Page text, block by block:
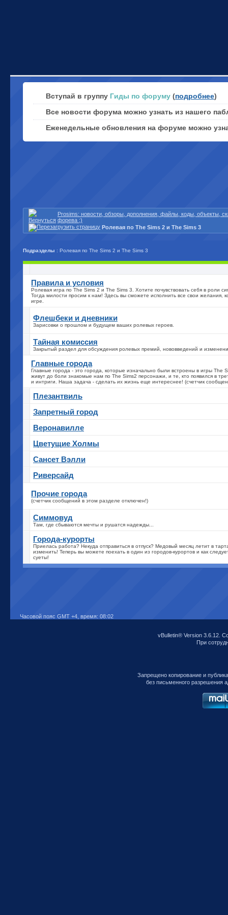
Вступай в группу Гиды по форуму (подробнее)
Все новости форума можно узнать из нашего
Еженедельные обновления на форуме можно
Prosims: новости, обзоры, дополнения, файлы, коды, объекты,
форева ;)
Ролевая по The Sims 2 и The Sims 3
Подразделы : Ролевая по The Sims 2 и The Sims 3
Правила и условия
Ролевая игра по The Sims 2 и The Sims 3. Хотите почувствовать себя в роли
Тогда милости просим к нам! Здесь вы сможете исполнить все свои желания,
игре.
Флешбеки и дневники
Зарисовки о прошлом и будущем ваших ролевых героев.
Тайная комиссия
Закрытый раздел для обсуждения ролевых премий, нововведений и
Главные города
Главные города - это города, которые изначально были встроены в игры The
живут до боли знакомые нам по The Sims2 персонажи, и те, кто появился в
и интриги. Наша задача - сделать их жизнь еще интереснее! (счетчик
Плезантвиль
Запретный город
Веронавилле
Цветущие Холмы
Сансет Вэлли
Риверсайд
Прочие города
(счетчик сообщений в этом разделе отключен!)
Симмовуд
Там, где сбываются мечты и рушатся надежды...
Города-курорты
Приелась работа? Некуда отправиться в отпуск? Медовый месяц летит в
изменить! Теперь вы можете поехать в один из городов-курортов и как
суеты!
Часовой пояс GMT +4, время: 08:02
vBulletin® Version 3.6.12.
При
Запрещено копирование и
без письменного разрешения